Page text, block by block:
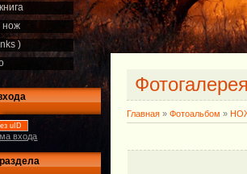
нож
)
uID
входа
Главная » Фотоальбом »